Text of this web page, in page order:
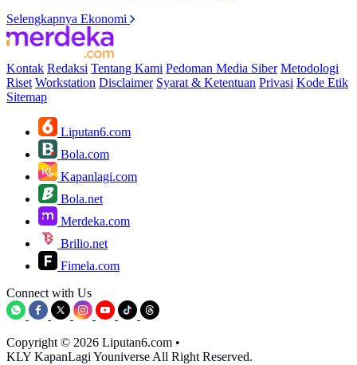
Selengkapnya Ekonomi
Kontak Redaksi Tentang Kami Pedoman Media Siber Metodologi
Riset Workstation Disclaimer Syarat & Ketentuan Privasi Kode Etik
Sitemap
Liputan6.com
Bola.com
Kapanlagi.com
Bola.net
Merdeka.com
Brilio.net
Fimela.com
Connect with Us
Copyright © 2026 Liputan6.com •
KLY KapanLagi Youniverse All Right Reserved.